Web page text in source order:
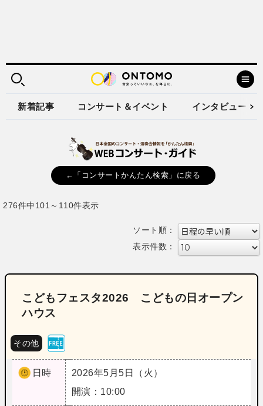
新着記事 コンサート＆イベント インタビュー
←「コンサートかんたん検索」に戻る
276件中101～110件表示
ソート順：
表示件数：
こどもフェスタ2026 こどもの日オープン
ハウス
その他
日時
2026年5月5日（火）
開演：10:00